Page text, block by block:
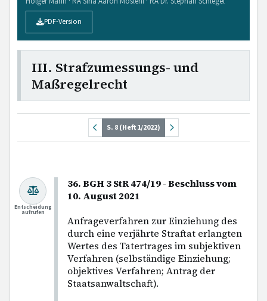
PDF-Version
III. Strafzumessungs- und
Maßregelrecht
S. 8 (Heft 1/2022)
36. BGH 3 StR 474/19 - Beschluss vom
10. August 2021
Anfrageverfahren zur Einziehung des
durch eine verjährte Straftat erlangten
Wertes des Tatertrages im subjektiven
Verfahren (selbständige Einziehung;
objektives Verfahren; Antrag der
Staatsanwaltschaft).
Entscheidung
aufrufen